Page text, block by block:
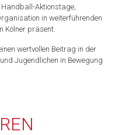
Aktionstage,
in weiterführenden
Kölner präsent.
wertvollen Beitrag in der
Jugendlichen in Bewegung